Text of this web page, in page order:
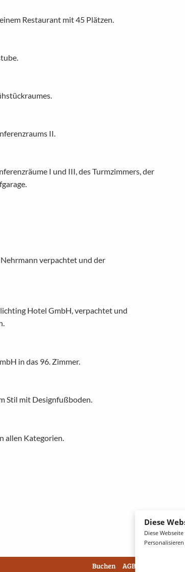
Diese
Diese
Restaurant mit 45 Plätzen.
II.
I und III, des Turmzimmers, der
verpachtet und der
Hotel GmbH, verpachtet und
in das 96. Zimmer.
Stil mit Designfußboden.
allen Kategorien.
Buchen AGB